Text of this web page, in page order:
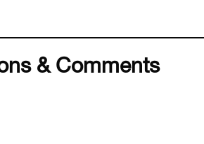
& Comments